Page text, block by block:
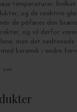
temperaturer, hvilket
og de reaktive
de påføres den
og vil derfor
men det
keramik i andre